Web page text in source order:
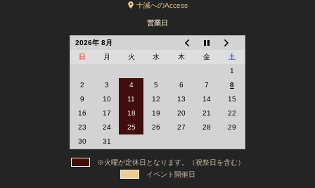
十誡へのAccess
営業日
2026年 8月
日
月 火 水 木 金
土
1
2
3 4 5 6 7
8
9
10 11 12 13 14
15
16
17 18 19 20 21
22
23
24 25 26 27 28
29
30
31
※火曜が定休日となります。（祝祭日を含む）
イベント開催日